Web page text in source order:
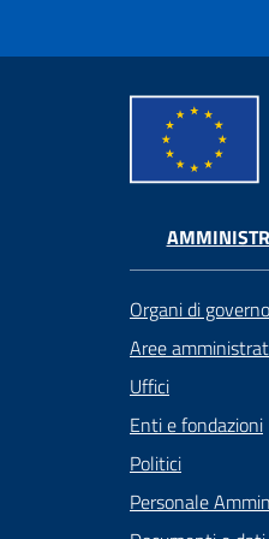
Organi di governo
Aree
Uffici
Enti e fondazioni
Politici
Personale